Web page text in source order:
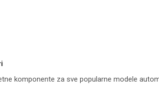
komponente za sve popularne modele